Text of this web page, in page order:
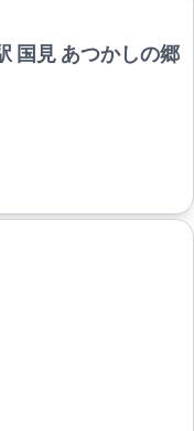
国見 あつかしの郷